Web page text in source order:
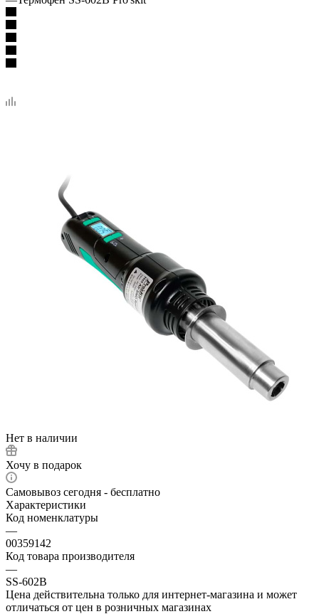
Нет в наличии
Хочу в подарок
Самовывоз сегодня - бесплатно
Характеристики
Код номенклатуры
—
00359142
Код товара производителя
—
SS-602B
Цена действительна только для интернет-магазина и может
отличаться от цен в розничных магазинах